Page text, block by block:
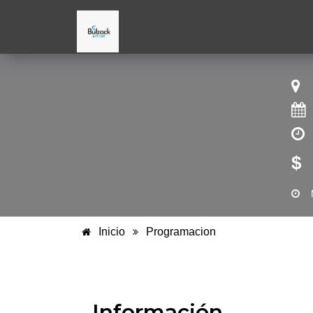
$
Inicio Programacion